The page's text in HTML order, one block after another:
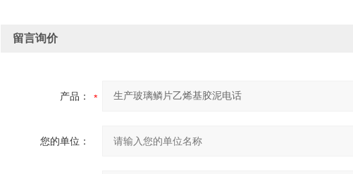
留言询价
产品：
您的单位：